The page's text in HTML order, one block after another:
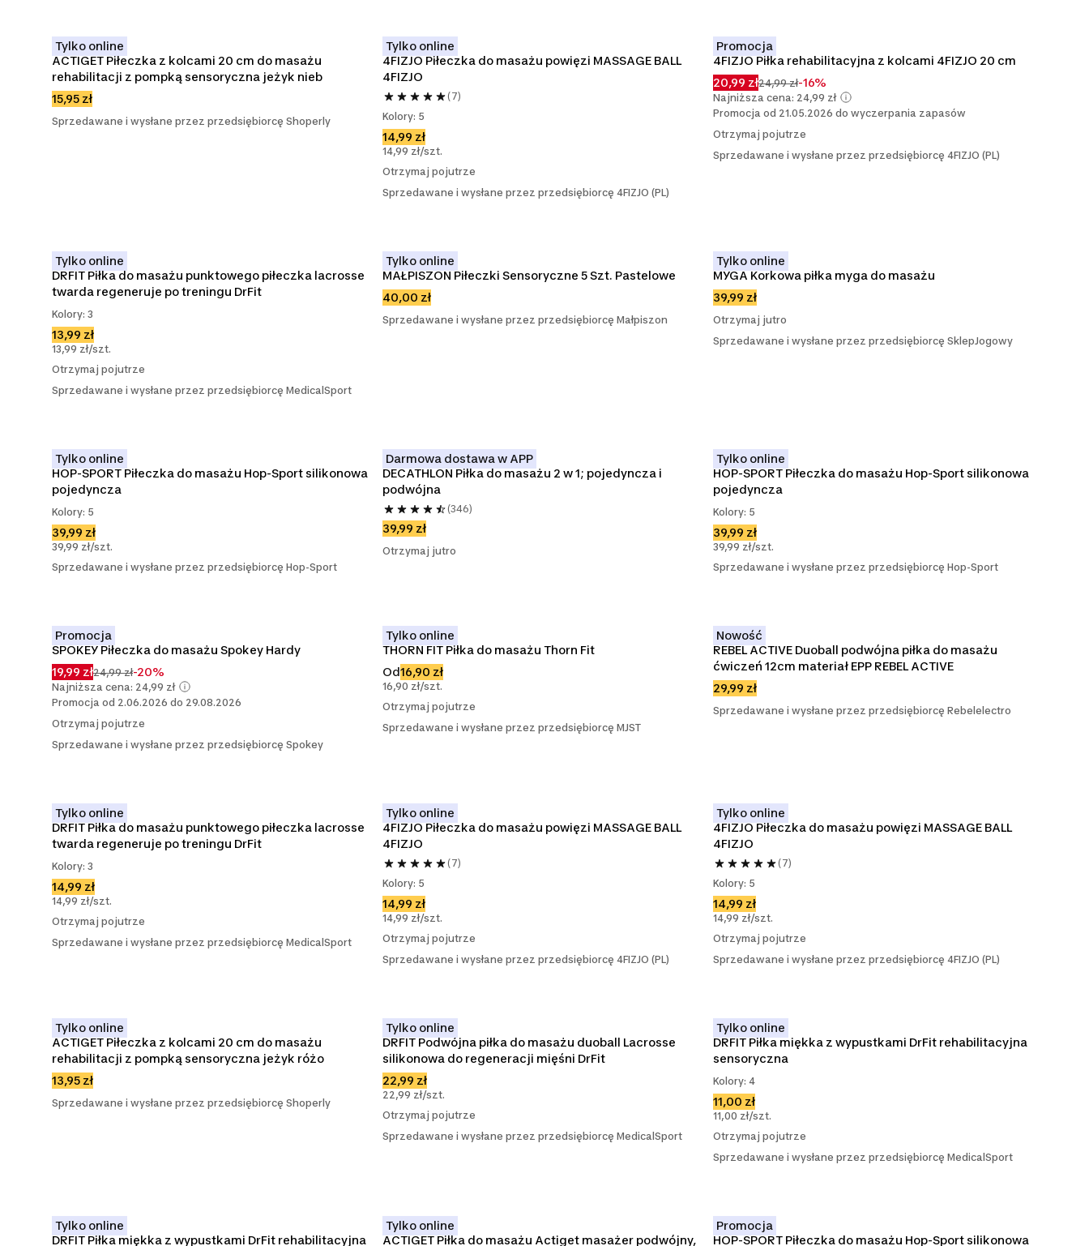
Tylko online
ACTIGET Piłeczka z kolcami 20 cm do masażu
rehabilitacji z pompką sensoryczna jeżyk nieb
15,95 zł
Sprzedawane i wysłane przez przedsiębiorcę Shoperly
Tylko online
4FIZJO Piłeczka do masażu powięzi MASSAGE BALL
4FIZJO
(7)
Kolory: 5
14,99 zł
14,99 zł/szt.
Otrzymaj pojutrze
Sprzedawane i wysłane przez przedsiębiorcę 4FIZJO (PL)
Promocja
4FIZJO Piłka rehabilitacyjna z kolcami 4FIZJO 20 cm
20,99 zł24,99 zł-16%
Najniższa cena: 24,99 zł
Promocja od 21.05.2026 do wyczerpania zapasów
Otrzymaj pojutrze
Sprzedawane i wysłane przez przedsiębiorcę 4FIZJO (PL)
Tylko online
DRFIT Piłka do masażu punktowego piłeczka lacrosse
twarda regeneruje po treningu DrFit
Kolory: 3
13,99 zł
13,99 zł/szt.
Otrzymaj pojutrze
Sprzedawane i wysłane przez przedsiębiorcę MedicalSport
Tylko online
MAŁPISZON Piłeczki Sensoryczne 5 Szt. Pastelowe
40,00 zł
Sprzedawane i wysłane przez przedsiębiorcę Małpiszon
Tylko online
MYGA Korkowa piłka myga do masażu
39,99 zł
Otrzymaj jutro
Sprzedawane i wysłane przez przedsiębiorcę SklepJogowy
Tylko online
HOP-SPORT Piłeczka do masażu Hop-Sport silikonowa
pojedyncza
Kolory: 5
39,99 zł
39,99 zł/szt.
Sprzedawane i wysłane przez przedsiębiorcę Hop-Sport
Darmowa dostawa w APP
DECATHLON Piłka do masażu 2 w 1; pojedyncza i
podwójna
(346)
39,99 zł
Otrzymaj jutro
Tylko online
HOP-SPORT Piłeczka do masażu Hop-Sport silikonowa
pojedyncza
Kolory: 5
39,99 zł
39,99 zł/szt.
Sprzedawane i wysłane przez przedsiębiorcę Hop-Sport
Promocja
SPOKEY Piłeczka do masażu Spokey Hardy
19,99 zł24,99 zł-20%
Najniższa cena: 24,99 zł
Promocja od 2.06.2026 do 29.08.2026
Otrzymaj pojutrze
Sprzedawane i wysłane przez przedsiębiorcę Spokey
Tylko online
THORN FIT Piłka do masażu Thorn Fit
Od16,90 zł
16,90 zł/szt.
Otrzymaj pojutrze
Sprzedawane i wysłane przez przedsiębiorcę MJST
Nowość
REBEL ACTIVE Duoball podwójna piłka do masażu
ćwiczeń 12cm materiał EPP REBEL ACTIVE
29,99 zł
Sprzedawane i wysłane przez przedsiębiorcę Rebelelectro
Tylko online
DRFIT Piłka do masażu punktowego piłeczka lacrosse
twarda regeneruje po treningu DrFit
Kolory: 3
14,99 zł
14,99 zł/szt.
Otrzymaj pojutrze
Sprzedawane i wysłane przez przedsiębiorcę MedicalSport
Tylko online
4FIZJO Piłeczka do masażu powięzi MASSAGE BALL
4FIZJO
(7)
Kolory: 5
14,99 zł
14,99 zł/szt.
Otrzymaj pojutrze
Sprzedawane i wysłane przez przedsiębiorcę 4FIZJO (PL)
Tylko online
4FIZJO Piłeczka do masażu powięzi MASSAGE BALL
4FIZJO
(7)
Kolory: 5
14,99 zł
14,99 zł/szt.
Otrzymaj pojutrze
Sprzedawane i wysłane przez przedsiębiorcę 4FIZJO (PL)
Tylko online
ACTIGET Piłeczka z kolcami 20 cm do masażu
rehabilitacji z pompką sensoryczna jeżyk różo
13,95 zł
Sprzedawane i wysłane przez przedsiębiorcę Shoperly
Tylko online
DRFIT Podwójna piłka do masażu duoball Lacrosse
silikonowa do regeneracji mięśni DrFit
22,99 zł
22,99 zł/szt.
Otrzymaj pojutrze
Sprzedawane i wysłane przez przedsiębiorcę MedicalSport
Tylko online
DRFIT Piłka miękka z wypustkami DrFit rehabilitacyjna
sensoryczna
Kolory: 4
11,00 zł
11,00 zł/szt.
Otrzymaj pojutrze
Sprzedawane i wysłane przez przedsiębiorcę MedicalSport
Tylko online
DRFIT Piłka miękka z wypustkami DrFit rehabilitacyjna
Tylko online
ACTIGET Piłka do masażu Actiget masażer podwójny,
Promocja
HOP-SPORT Piłeczka do masażu Hop-Sport silikonowa